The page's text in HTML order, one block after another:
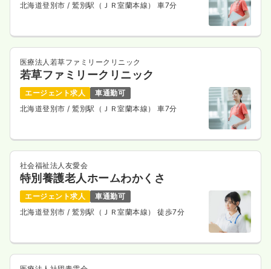
北海道登別市/ 鷲別駅（ＪＲ室蘭本線） 車7分
医療法人若草ファミリークリニック
若草ファミリークリニック
エージェント求人
車通勤可
北海道登別市/ 鷲別駅（ＪＲ室蘭本線） 車7分
社会福祉法人友愛会
特別養護老人ホームわかくさ
エージェント求人
車通勤可
北海道登別市/ 鷲別駅（ＪＲ室蘭本線） 徒歩7分